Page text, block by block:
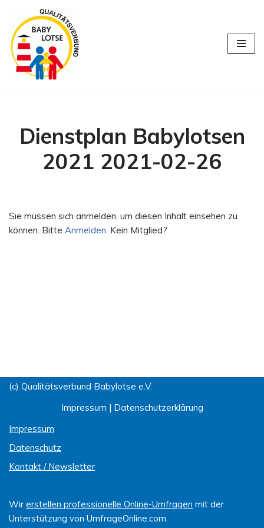
Zum
Inhalt
springen
Dienstplan Babylotsen
2021 2021-02-26
Sie müssen sich anmelden, um diesen Inhalt einsehen zu
können. Bitte Anmelden. Kein Mitglied?
(c) Qualitätsverbund Babylotse e.V.
Impressum | Datenschutzerklärung
Impressum
Datenschutz
Kontakt / Newsletter
Wir erstellen professionelle Online-Umfragen mit der
Unterstützung von UmfrageOnline.com.